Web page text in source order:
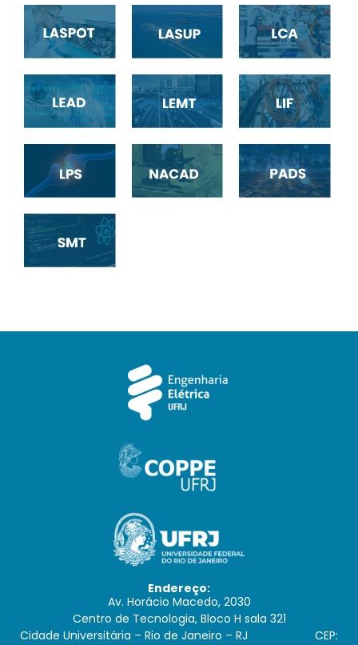
Endereço:
Av. Horácio Macedo, 2030
Centro de Tecnologia, Bloco H sala 321
Cidade Universitária – Rio de Janeiro – RJ CEP: